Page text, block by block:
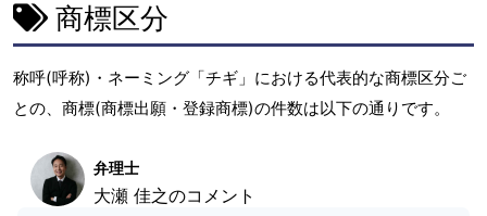
商標区分
称呼(呼称)・ネーミング「チギ」における代表的な商標区分ご
との、商標(商標出願・登録商標)の件数は以下の通りです。
弁理士
大瀬 佳之のコメント